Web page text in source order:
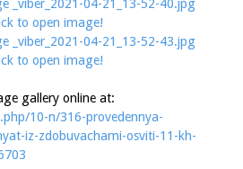
to open image!
to open image!
gallery online at:
10-n/316-provedennya-
iz-zdobuvachami-osviti-11-kh-